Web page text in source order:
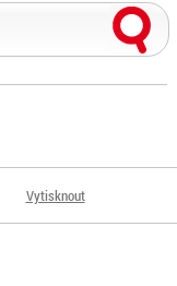
Vytisknout